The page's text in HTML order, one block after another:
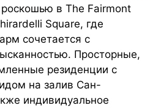
в The Fairmont
Square, где
сочетается с
Просторные,
резиденции с
на залив Сан-
индивидуальное